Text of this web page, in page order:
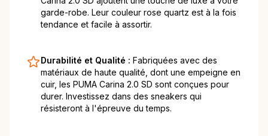
garde-robe. Leur couleur rose quartz est à la fois
tendance et facile à assortir.
Durabilité et Qualité : Fabriquées avec des
matériaux de haute qualité, dont une empeigne en
cuir, les PUMA Carina 2.0 SD sont conçues pour
durer. Investissez dans des sneakers qui
résisteront à l'épreuve du temps.